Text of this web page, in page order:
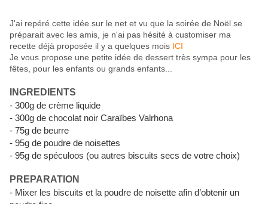
J'ai repéré cette idée sur le net et vu que la soirée de Noël se
préparait avec les amis, je n'ai pas hésité à customiser ma
recette déjà proposée il y a quelques mois ICI
Je vous propose une petite idée de dessert très sympa pour les
fêtes, pour les enfants ou grands enfants...
INGREDIENTS
- 300g de crème liquide
- 300g de chocolat noir Caraïbes Valrhona
- 75g de beurre
- 95g de poudre de noisettes
- 95g de spéculoos (ou autres biscuits secs de votre choix)
PREPARATION
- Mixer les biscuits et la poudre de noisette afin d’obtenir un